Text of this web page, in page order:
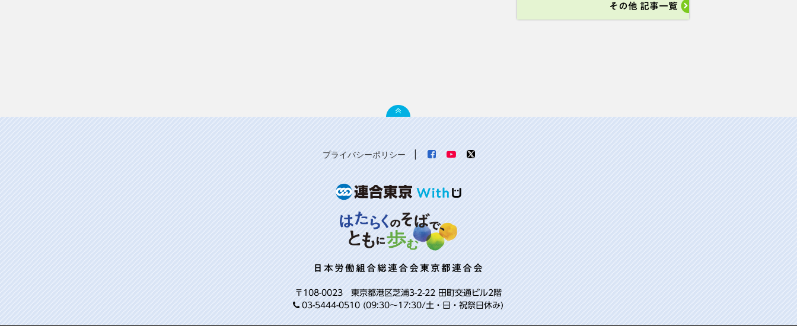
その他 記事一覧
プライバシーポリシー
日本労働組合総連合会東京都連合会
〒108-0023 東京都港区芝浦3-2-22 田町交通ビル2階
03-5444-0510 (09:30～17:30/土・日・祝祭日休み)